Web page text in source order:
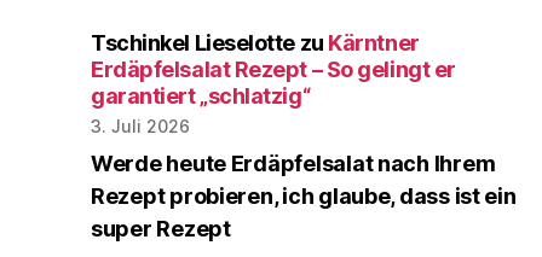
Tschinkel Lieselotte zu Kärntner
Erdäpfelsalat Rezept – So gelingt er
garantiert „schlatzig“
3. Juli 2026
Werde heute Erdäpfelsalat nach Ihrem
Rezept probieren, ich glaube, dass ist ein
super Rezept